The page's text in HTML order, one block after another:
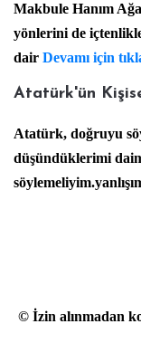
Makbule Hanım
yönlerini de
dair Devamı için
Atatürk'ün
Atatürk, doğruyu
düşündüklerimi
© İzin alınmadan